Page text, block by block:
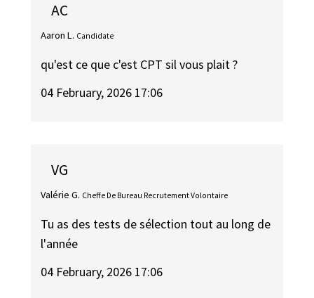
AC
Aaron L. Candidate
qu'est ce que c'est CPT sil vous plait ?
04 February, 2026 17:06
VG
Valérie G. Cheffe De Bureau Recrutement Volontaire
Tu as des tests de sélection tout au long de
l'année
04 February, 2026 17:06